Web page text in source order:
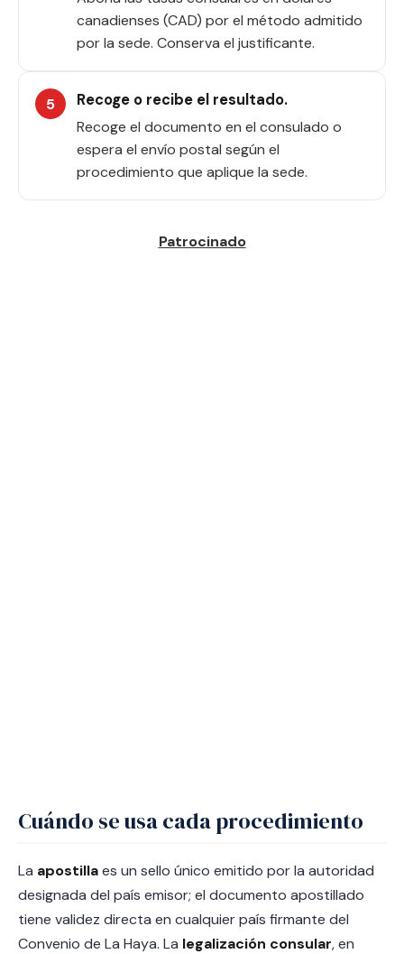
canadienses (CAD) por el método admitido
por la sede. Conserva el justificante.
Recoge o recibe el resultado.
Recoge el documento en el consulado o
espera el envío postal según el
procedimiento que aplique la sede.
Cuándo se usa cada procedimiento
La apostillaes un sello único emitido por la autoridad
designada del país emisor; el documento apostillado
tiene validez directa en cualquier país firmante del
Convenio de La Haya. La legalización consular, en